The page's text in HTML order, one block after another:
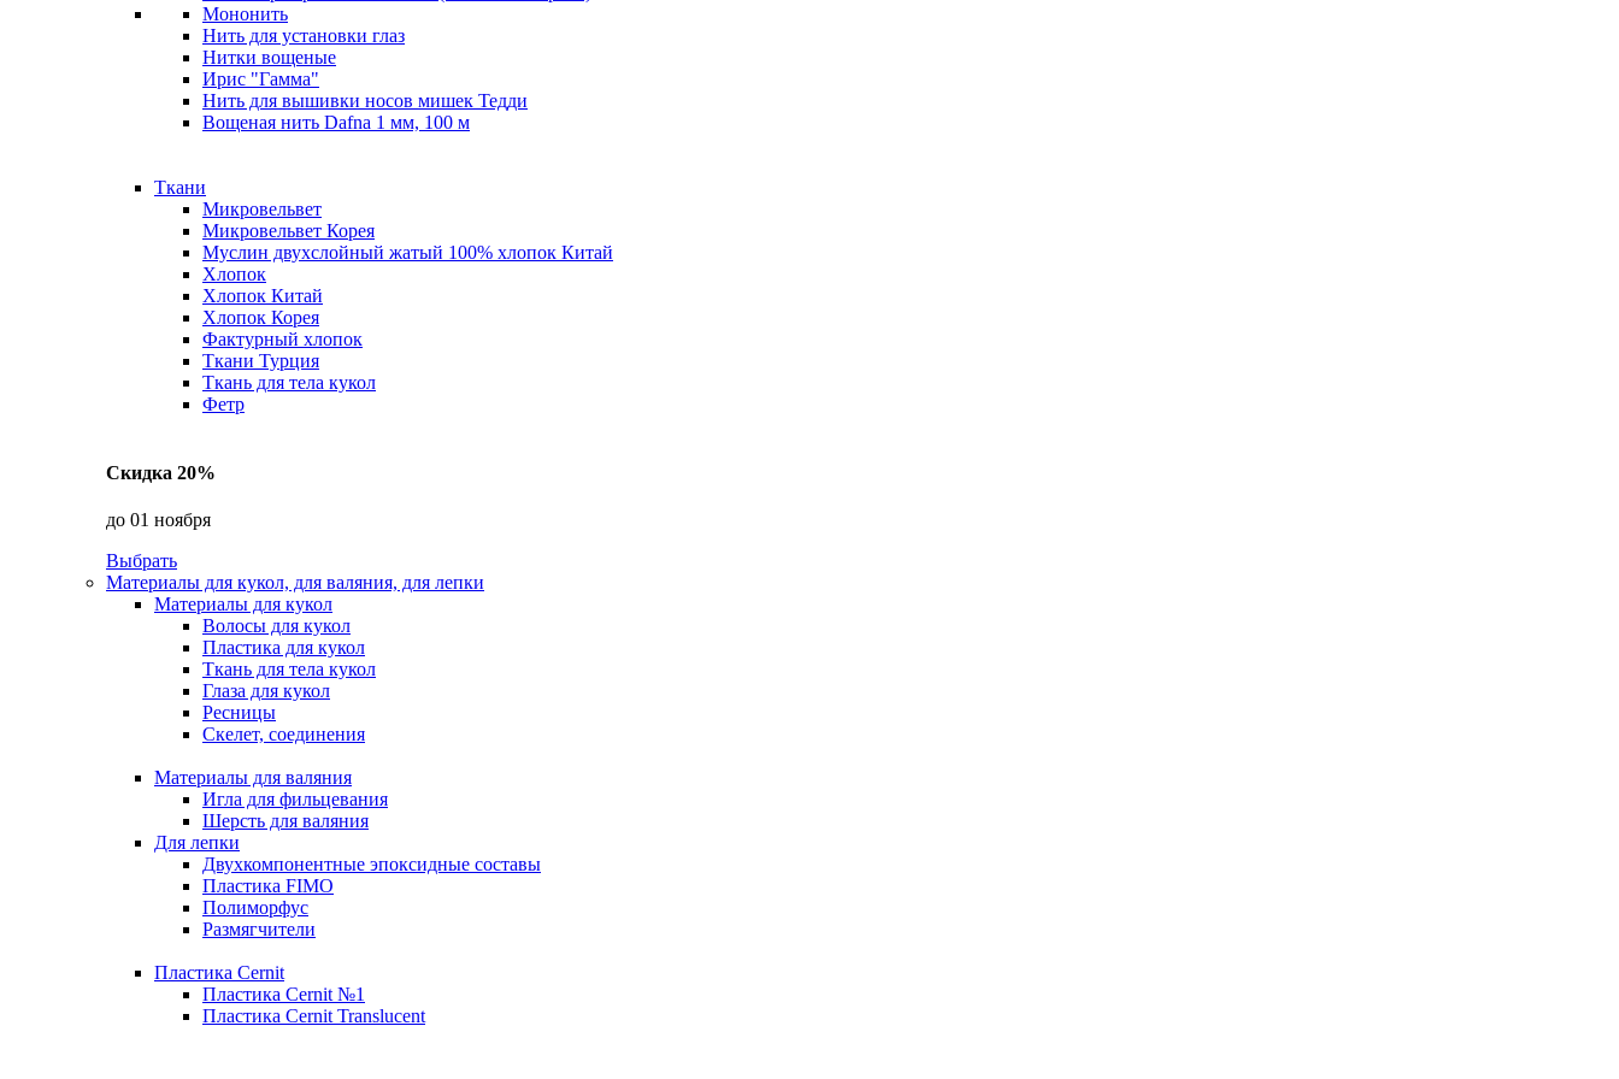
Мононить
Нить для установки глаз
Нитки вощеные
Ирис "Гамма"
Нить для вышивки носов мишек Тедди
Вощеная нить Dafna 1 мм, 100 м
Ткани
Микровельвет
Микровельвет Корея
Муслин двухслойный жатый 100% хлопок Китай
Хлопок
Хлопок Китай
Хлопок Корея
Фактурный хлопок
Ткани Турция
Ткань для тела кукол
Фетр
Скидка 20%
до 01 ноября
Выбрать
Материалы для кукол, для валяния, для лепки
Материалы для кукол
Волосы для кукол
Пластика для кукол
Ткань для тела кукол
Глаза для кукол
Ресницы
Скелет, соединения
Материалы для валяния
Игла для фильцевания
Шерсть для валяния
Для лепки
Двухкомпонентные эпоксидные составы
Пластика FIMO
Полиморфус
Размягчители
Пластика Cernit
Пластика Cernit №1
Пластика Cernit Translucent